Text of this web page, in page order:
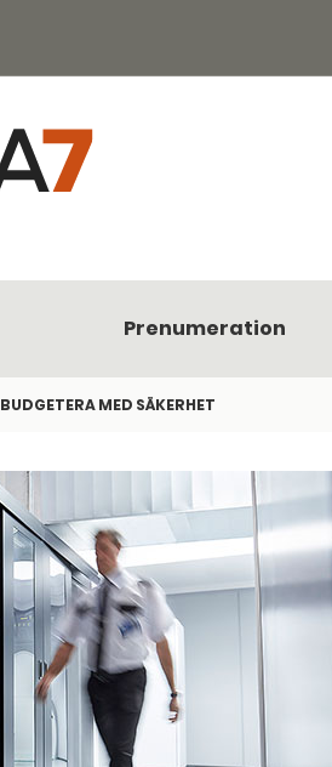
Prenumeration
BUDGETERA MED SÄKERHET